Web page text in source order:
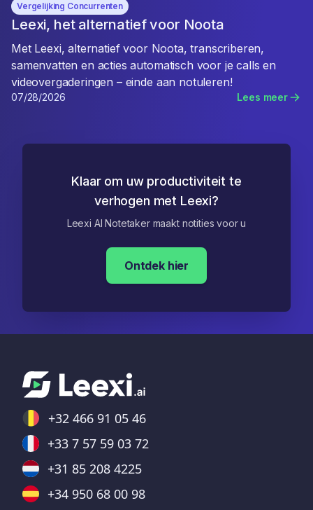
Vergelijking Concurrenten
Leexi, het alternatief voor Noota
Met Leexi, alternatief voor Noota, transcriberen,
samenvatten en acties automatisch voor je calls en
videovergaderingen – einde aan notuleren!
07/28/2026 Lees meer
Klaar om uw productiviteit te
verhogen met Leexi?
Leexi AI Notetaker maakt notities voor u
Ontdek hier
+32 466 91 05 46
+33 7 57 59 03 72
+31 85 208 4225
+34 950 68 00 98